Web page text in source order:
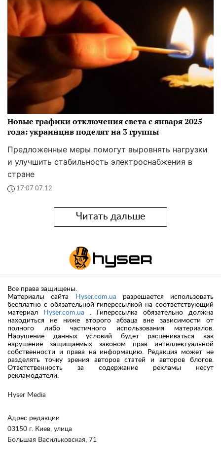
Новые графики отключения света с января 2025
года: украинцнв поделят на 3 группы
Предложенные меры помогут выровнять нагрузки
и улучшить стабильность электроснабжения в
стране
17:07 07.12
Читать дальше
Hyser Media
Адрес редакции
03150 г. Киев, улица
Большая Васильковская, 71
Все права защищены.
Материалы сайта
Hyser.com.ua разрешается использовать
бесплатно с обязательной гиперссылкой на соответствующий
материал
Hyser.com.ua . Гиперссылка обязательно должна
находиться не ниже второго абзаца вне зависимости от
полного либо частичного использования материалов.
Нарушение данных условий будет расцениваться как
нарушение защищаемых законом прав интеллектуальной
собственности и права на информацию. Редакция может не
разделять точку зрения авторов статей и авторов блогов.
Ответственность за содержание рекламы несут
рекламодатели.